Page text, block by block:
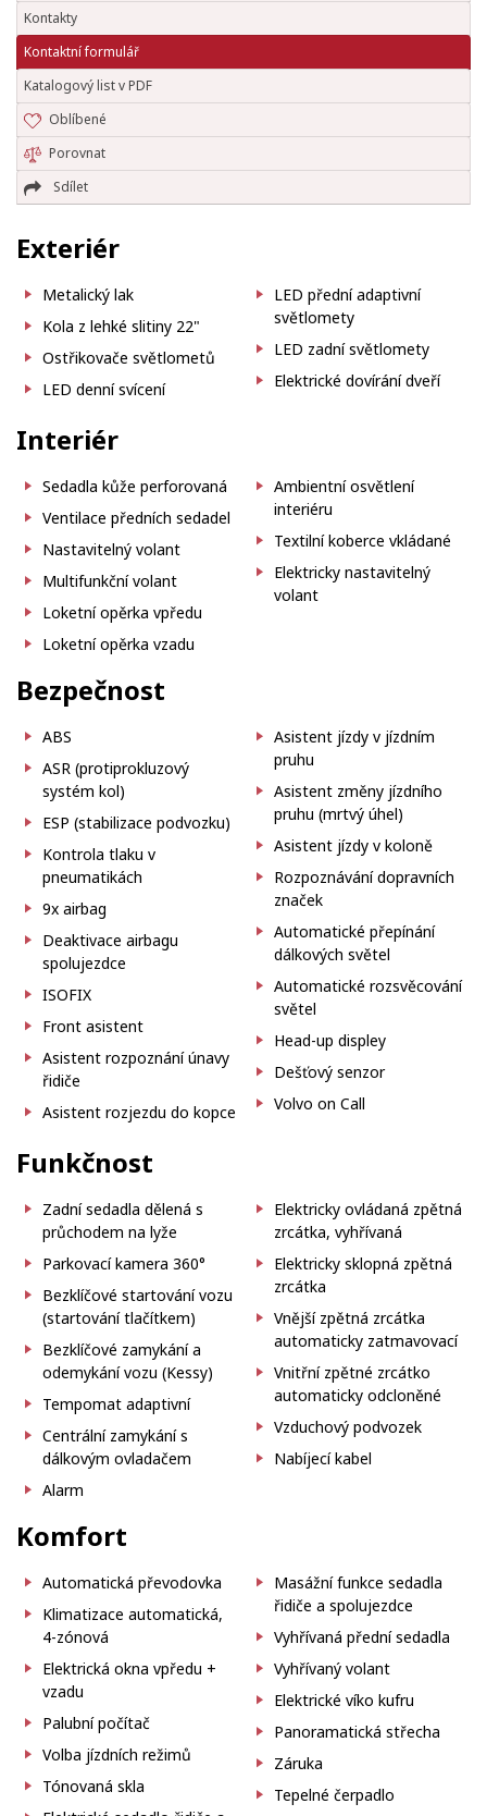
Kontakty
Kontaktní formulář
Katalogový list v PDF
Oblíbené
Porovnat
Sdílet
Exteriér
Metalický lak
Kola z lehké slitiny 22"
Ostřikovače světlometů
LED denní svícení
LED přední adaptivní
světlomety
LED zadní světlomety
Elektrické dovírání dveří
Interiér
Sedadla kůže perforovaná
Ventilace předních sedadel
Nastavitelný volant
Multifunkční volant
Loketní opěrka vpředu
Loketní opěrka vzadu
Ambientní osvětlení
interiéru
Textilní koberce vkládané
Elektricky nastavitelný
volant
Bezpečnost
ABS
ASR (protiprokluzový
systém kol)
ESP (stabilizace podvozku)
Kontrola tlaku v
pneumatikách
9x airbag
Deaktivace airbagu
spolujezdce
ISOFIX
Front asistent
Asistent rozpoznání únavy
řidiče
Asistent rozjezdu do kopce
Asistent jízdy v jízdním
pruhu
Asistent změny jízdního
pruhu (mrtvý úhel)
Asistent jízdy v koloně
Rozpoznávání dopravních
značek
Automatické přepínání
dálkových světel
Automatické rozsvěcování
světel
Head-up displey
Dešťový senzor
Volvo on Call
Funkčnost
Zadní sedadla dělená s
průchodem na lyže
Parkovací kamera 360°
Bezklíčové startování vozu
(startování tlačítkem)
Bezklíčové zamykání a
odemykání vozu (Kessy)
Tempomat adaptivní
Centrální zamykání s
dálkovým ovladačem
Alarm
Elektricky ovládaná zpětná
zrcátka, vyhřívaná
Elektricky sklopná zpětná
zrcátka
Vnější zpětná zrcátka
automaticky zatmavovací
Vnitřní zpětné zrcátko
automaticky odcloněné
Vzduchový podvozek
Nabíjecí kabel
Komfort
Automatická převodovka
Klimatizace automatická,
4-zónová
Elektrická okna vpředu +
vzadu
Palubní počítač
Volba jízdních režimů
Tónovaná skla
Masážní funkce sedadla
řidiče a spolujezdce
Vyhřívaná přední sedadla
Vyhřívaný volant
Elektrické víko kufru
Panoramatická střecha
Záruka
Tepelné čerpadlo